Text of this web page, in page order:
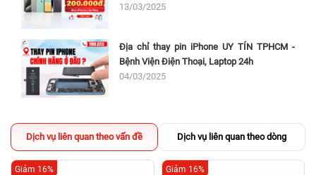
13/03/2025
Địa chỉ thay pin iPhone UY TÍN TPHCM -
Bệnh Viện Điện Thoại, Laptop 24h
04/03/2025
Dịch vụ liên quan theo vấn đề Dịch vụ liên quan theo dòng
Giảm 16% Giảm 16%